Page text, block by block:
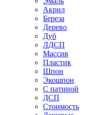
Акрил
Береза
Дерево
Дуб
ЛДСП
Массив
Пластик
Шпон
Экошпон
С патиной
ДСП
Стоимость